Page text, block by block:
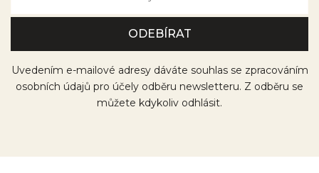
Uvedením e-mailové adresy dáváte souhlas se zpracováním
osobních údajů pro účely odběru newsletteru. Z odběru se
můžete kdykoliv odhlásit.